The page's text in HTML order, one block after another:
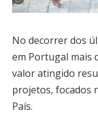
No decorrer dos
em Portugal mais
valor atingido
projetos, focados
País.